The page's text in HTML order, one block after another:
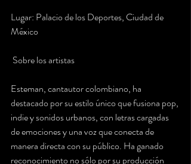
Lugar: Palacio de los Deportes, Ciudad de
México
Sobre los artistas
Esteman, cantautor colombiano, ha
destacado por su estilo único que fusiona pop,
indie y sonidos urbanos, con letras cargadas
de emociones y una voz que conecta de
manera directa con su público. Ha ganado
reconocimiento no sólo por su producción